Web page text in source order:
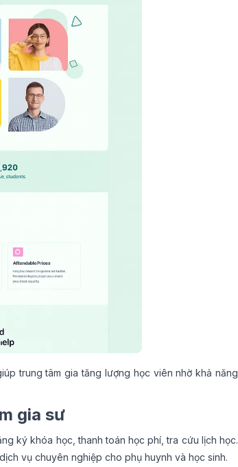
trung tâm gia tăng lượng học viên nhờ khả năng
gia sư
ký khóa học, thanh toán học phí, tra cứu lịch học.
vụ chuyên nghiệp cho phụ huynh và học sinh.